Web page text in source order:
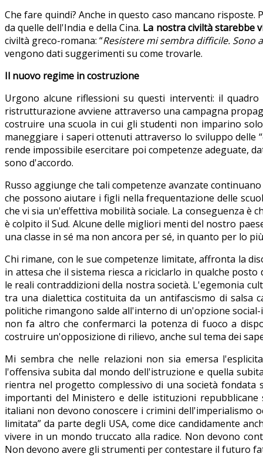
Che fare quindi? Anche in questo caso mancano
da quelle dell'India e della Cina. La nostra civiltà starebbe
civiltà greco-romana: “Resistere mi sembra difficile. Sono
vengono dati suggerimenti su come trovarle.
Il nuovo regime in costruzione
Urgono alcune riflessioni su questi interventi: il
ristrutturazione avviene attraverso una campagna
costruire una scuola in cui gli studenti non imparino
maneggiare i saperi ottenuti attraverso lo sviluppo delle
rende impossibile esercitare poi competenze adeguate,
sono d'accordo.
Russo aggiunge che tali competenze avanzate
che possono aiutare i figli nella frequentazione delle
che vi sia un'effettiva mobilità sociale. La conseguenza è
è colpito il Sud. Alcune delle migliori menti del nostro
una classe in sé ma non ancora per sé, in quanto per lo
Chi rimane, con le sue competenze limitate, affronta la
in attesa che il sistema riesca a riciclarlo in qualche
le reali contraddizioni della nostra società. L'egemonia
tra una dialettica costituita da un antifascismo di salsa
politiche rimangono salde all'interno di un'opzione
non fa altro che confermarci la potenza di fuoco a
costruire un'opposizione di rilievo, anche sul tema dei
Mi sembra che nelle relazioni non sia emersa
l'offensiva subita dal mondo dell'istruzione e quella
rientra nel progetto complessivo di una società fondata
importanti del Ministero e delle istituzioni
italiani non devono conoscere i crimini dell'imperialismo
limitata” da parte degli USA, come dice candidamente
vivere in un mondo truccato alla radice. Non devono
Non devono avere gli strumenti per contestare il futuro